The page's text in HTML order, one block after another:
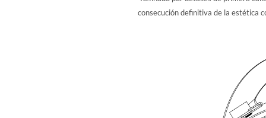
consecución definitiva de la estética